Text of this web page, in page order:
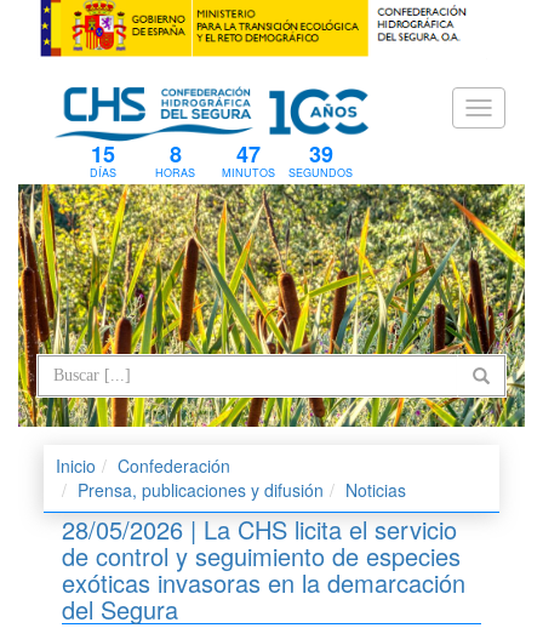
15
DÍAS
8
HORAS
47
MINUTOS
38
SEGUNDOS
Inicio
Confederación
Prensa, publicaciones y difusión
Noticias
28/05/2026 | La CHS licita el servicio
de control y seguimiento de especies
exóticas invasoras en la demarcación
del Segura